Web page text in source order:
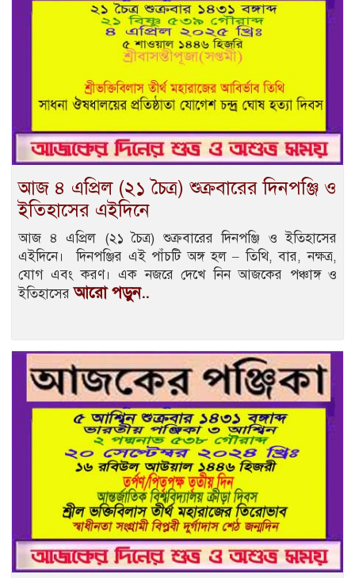
আজ ৪ এপ্রিল (২১ চৈত্র) শুক্রবারের দিনপঞ্জি ও
ইতিহাসের এইদিনে
আজ ৪ এপ্রিল (২১ চৈত্র) শুক্রবারের দিনপঞ্জি ও ইতিহাসের
এইদিনে। দিনপঞ্জির এই পাঁচটি অঙ্গ হল – তিথি, বার, নক্ষত্র,
যোগ এবং করণ। এক নজরে দেখে নিন আজকের পঞ্চাঙ্গ ও
ইতিহাসেরআরো পড়ুন..